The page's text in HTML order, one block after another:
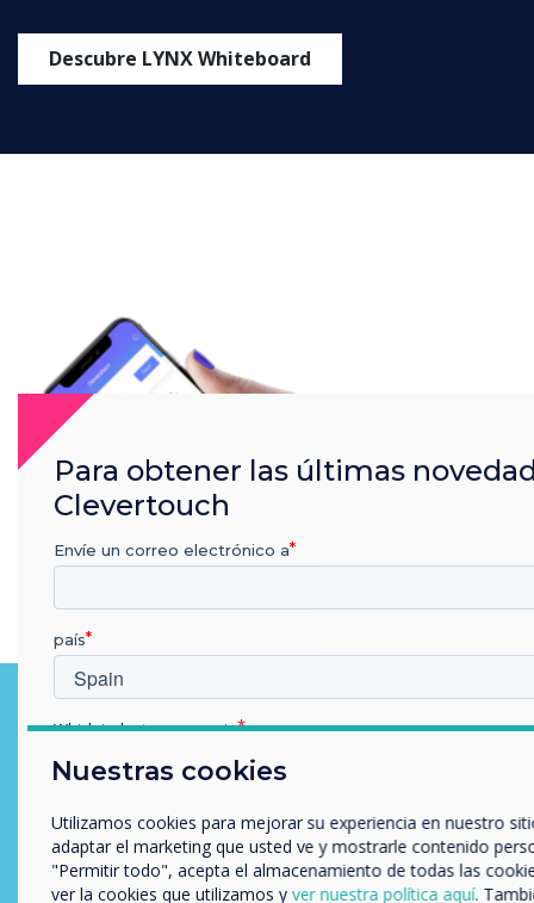
Descubre LYNX Whiteboard
Comparte contenido desde
usar Chromecast, AirPlay o MiraCast para compartir contenido
desde cualquier dispositivo a tu pantalla IMPACT Max o IMPACT
Plus. Nueve usuarios pueden mostrar contenido
simultáneamente y puedes replicar la pantalla en dieciocho
Nuestras cookies
Utilizamos cookies para mejorar su experiencia en nuestro
adaptar el marketing que usted ve y mostrarle contenido
"Permitir todo", acepta el almacenamiento de todas las
ver la cookies que utilizamos y ver nuestra política aquí.
Para obtener las últimas
Clevertouch
Envíe un correo electrónico a
país
Which industry are you in
Educación
Empresa
nombre de empresa